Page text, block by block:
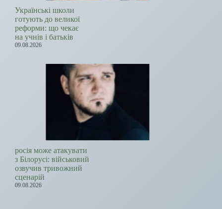
Українські школи
готують до великої
реформи: що чекає
на учнів і батьків
09.08.2026
росія може атакувати
з Білорусі: військовий
озвучив тривожний
сценарій
09.08.2026